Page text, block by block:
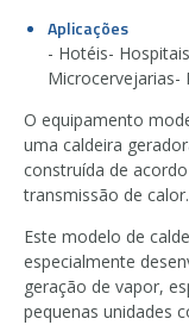
Aplicações
- Hotéis-
Microcervejarias-
O equipamento
uma caldeira
construída de
transmissão de calor.
Este modelo de
especialmente
geração de vapor,
pequenas unidades